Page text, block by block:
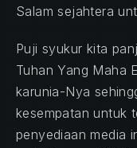
Salam sejahtera
Puji syukur kita
Tuhan Yang Maha
karunia-Nya
kesempatan untuk
penyediaan media